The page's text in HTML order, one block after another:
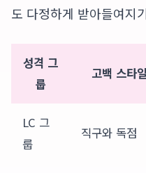
도 다정하게 받아들여지
성격 그
룹
고백 스타일
LC 그
룹
직구와 독점